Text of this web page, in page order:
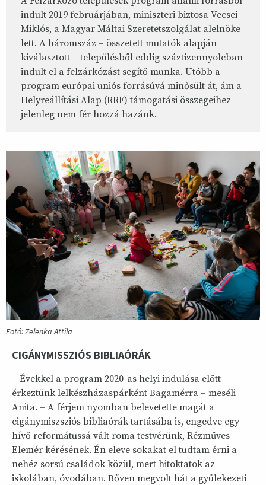
indult 2019 februárjában, miniszteri biztosa Vecsei
Miklós, a Magyar Máltai Szeretetszolgálat alelnöke
lett. A háromszáz – összetett mutatók alapján
kiválasztott – településből eddig száztizennyolcban
indult el a felzárkózást segítő munka. Utóbb a
program európai uniós forrásúvá minősült át, ám a
Helyreállítási Alap (RRF) támogatási összegeihez
jelenleg nem fér hozzá hazánk.
Fotó: Zelenka Attila
CIGÁNYMISSZIÓS BIBLIAÓRÁK
– Évekkel a program 2020-as helyi indulása előtt
érkeztünk lelkészházaspárként Bagamérra – meséli
Anita. – A férjem nyomban belevetette magát a
cigánymiszsziós bibliaórák tartásába is, engedve egy
hívő reformátussá vált roma testvérünk, Rézműves
Elemér kérésének. Én eleve sokakat el tudtam érni a
nehéz sorsú családok közül, mert hitoktatok az
iskolában, óvodában. Bőven megvolt hát a gyülekezeti